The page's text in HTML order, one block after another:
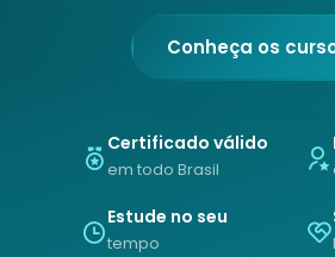
Conheça os
Certificado válido
em todo Brasil
Estude no seu
tempo